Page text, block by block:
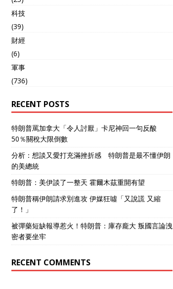
科技
(39)
財經
(6)
軍事
(736)
RECENT POSTS
特朗普罵加拿大「令人討厭」卡尼神回一句反酸
50％關稅大限倒數
分析：想談又愛打充滿挫折感 特朗普是最不懂伊朗
的美總統
特朗普：美伊談了一整天 霍爾木茲重開有望
特朗普稱伊朗請求別進攻 伊媒狂噓「又說謊 又縮
了！」
被彈藥短缺報導惹火！特朗普：庫存龐大 叛國言論洩
密者要坐牢
RECENT COMMENTS